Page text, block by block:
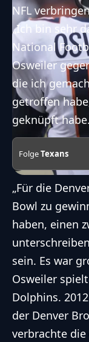
NFL
„Ich bin sehr
National
Osweiler
die ich
getroffen
geknüpft
FolgeTexans
„Für die
Bowl zu
haben, einen
sein. Es war
Osweiler
Dolphins.
der Denver
verbrachte